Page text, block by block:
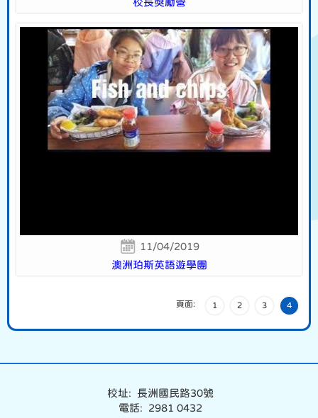
11/04/2019
澳洲珀斯英語遊學團
頁面: 1 2 3 4
校址: 長洲國民路30號
電話: 2981 0432